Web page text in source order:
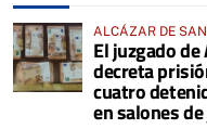
ALCÁZAR DE
El juzgado de
decreta
cuatro
en salones